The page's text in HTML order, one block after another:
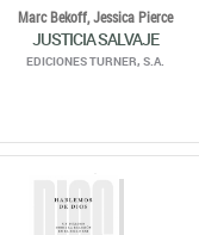
Marc Bekoff,Jessica Pierce
JUSTICIA SALVAJE
EDICIONES TURNER, S.A.